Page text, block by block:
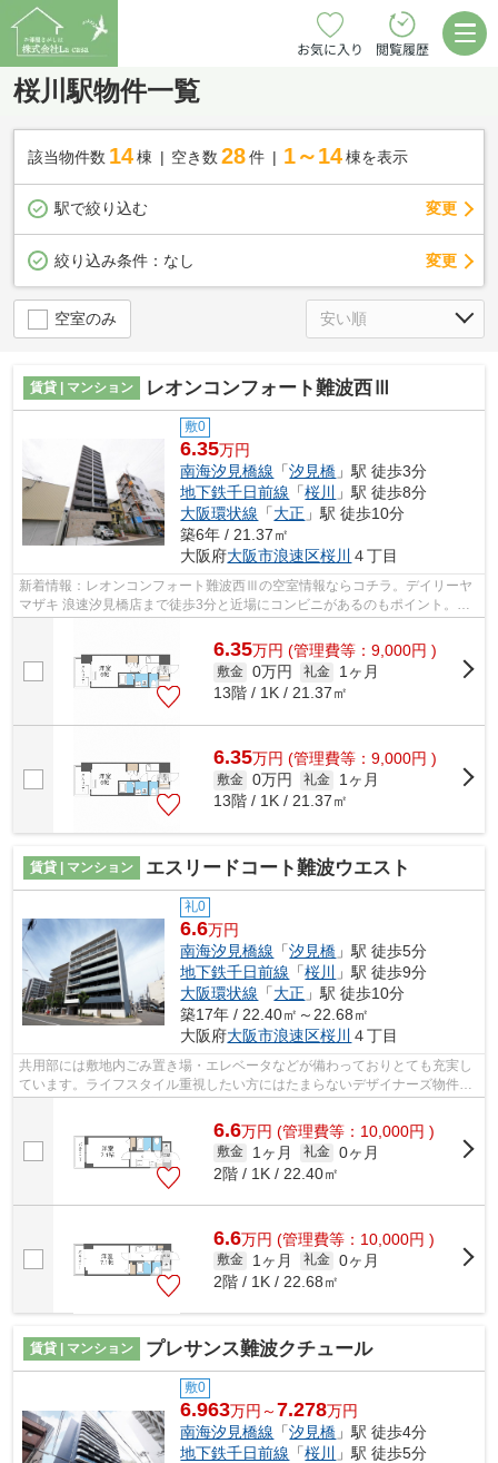
お気に入り 閲覧履歴
桜川駅物件一覧
該当物件数 14棟 空き数 28 件 1～14 棟を表示
駅で絞り込む 変更
絞り込み条件： なし 変更
空室のみ
賃貸 | マンション レオンコンフォート難波西Ⅲ
敷0
6.35万円
南海汐見橋線 「汐見橋 」駅 徒歩3分
地下鉄千日前線 「桜川
」駅 徒歩8分
大阪環状線 「大正 」駅 徒歩10分
築6年 / 21.37㎡
大阪府大阪市浪速区桜川 ４丁目
新着情報：レオンコンフォート難波西Ⅲの空室情報ならコチラ。デイリーヤ
マザキ 浪速汐見橋店まで徒歩3分と近場にコンビニがあるのもポイント。共
用部には敷地内ごみ置き場・エレベータ...
6.35万円 (管理費等：9,000円 )
敷金 0万円 礼金
1ヶ月
13階 / 1K / 21.37㎡
6.35万円 (管理費等：9,000円 )
敷金 0万円 礼金
1ヶ月
13階 / 1K / 21.37㎡
賃貸 | マンション エスリードコート難波ウエスト
礼0
6.6万円
南海汐見橋線 「汐見橋 」駅 徒歩5分
地下鉄千日前線 「桜川
」駅 徒歩9分
大阪環状線 「大正 」駅 徒歩10分
築17年 / 22.40㎡～22.68㎡
大阪府大阪市浪速区桜川 ４丁目
共用部には敷地内ごみ置き場・エレベータなどが備わっておりとても充実し
ています。ライフスタイル重視したい方にはたまらないデザイナーズ物件で
6.6万円 (管理費等：10,000円 )
敷金 1ヶ月 礼金 0ヶ月
2階 / 1K / 22.40㎡
6.6万円 (管理費等：10,000円 )
敷金 1ヶ月 礼金 0ヶ月
2階 / 1K / 22.68㎡
賃貸 | マンション プレサンス難波クチュール
敷0
6.963万円～7.278万円
南海汐見橋線 「汐見橋 」駅 徒歩4分
地下鉄千日前線 「桜川
」駅 徒歩5分